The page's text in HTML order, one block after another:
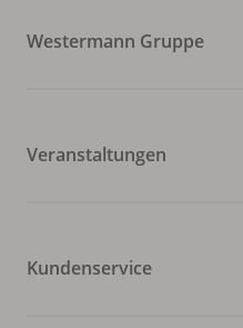
Westermann Gruppe
Veranstaltungen
Kundenservice